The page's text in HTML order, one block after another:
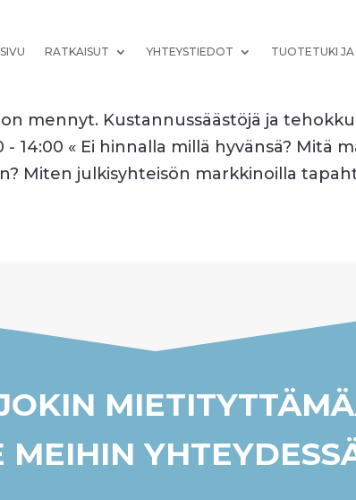
RATKAISUT YHTEYSTIEDOT TUOTETUKI
mennyt. Kustannussäästöjä ja
14:00 « Ei hinnalla millä hyvänsä? Mitä
Miten julkisyhteisön markkinoilla
MEIHIN